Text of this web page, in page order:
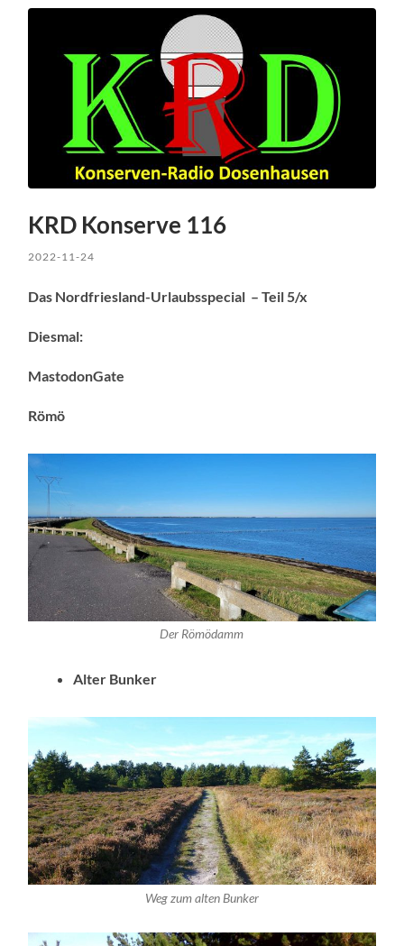
KRD Konserve 116
2022-11-24
Das Nordfriesland-Urlaubsspecial – Teil 5/x
Diesmal:
MastodonGate
Römö
Der Römödamm
Alter Bunker
Weg zum alten Bunker